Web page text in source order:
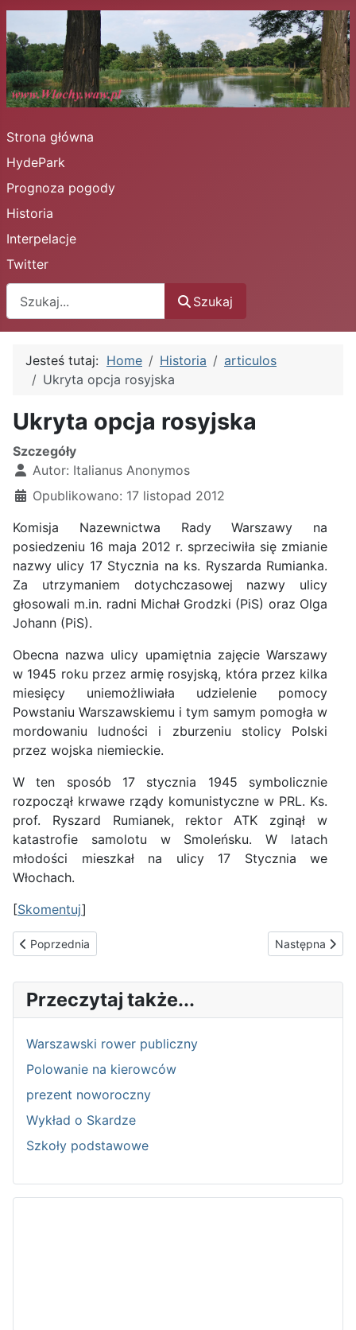
Strona główna
HydePark
Prognoza pogody
Historia
Interpelacje
Twitter
Szukaj
Jesteś tutaj: Home Historia
articulos
Ukryta opcja rosyjska
Ukryta opcja rosyjska
Szczegóły
Autor: Italianus Anonymos
Opublikowano: 17 listopad 2012
Komisja Nazewnictwa Rady Warszawy na
posiedzeniu 16 maja 2012 r. sprzeciwiła się zmianie
nazwy ulicy 17 Stycznia na ks. Ryszarda Rumianka.
Za utrzymaniem dotychczasowej nazwy ulicy
głosowali m.in. radni Michał Grodzki (PiS) oraz Olga
Johann (PiS).
Obecna nazwa ulicy upamiętnia zajęcie Warszawy
w 1945 roku przez armię rosyjską, która przez kilka
miesięcy uniemożliwiała udzielenie pomocy
Powstaniu Warszawskiemu i tym samym pomogła w
mordowaniu ludności i zburzeniu stolicy Polski
przez wojska niemieckie.
W ten sposób 17 stycznia 1945 symbolicznie
rozpoczął krwawe rządy komunistyczne w PRL. Ks.
prof. Ryszard Rumianek, rektor ATK zginął w
katastrofie samolotu w Smoleńsku. W latach
młodości mieszkał na ulicy 17 Stycznia we
Włochach.
[Skomentuj]
Poprzednia strona: Wampiryzm podatkowy
Poprzednia Następna
Następna
Przeczytaj także...
Warszawski rower publiczny
Polowanie na kierowców
prezent noworoczny
Wykład o Skardze
Szkoły podstawowe